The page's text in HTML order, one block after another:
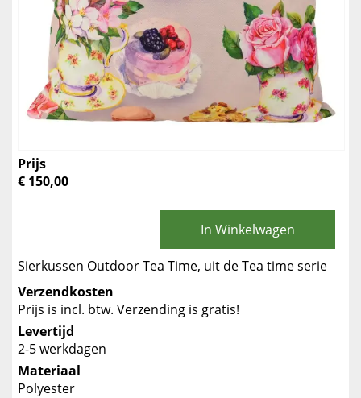
Prijs
€ 150,00
In Winkelwagen
Sierkussen Outdoor Tea Time, uit de Tea time serie
Verzendkosten
Prijs is incl. btw. Verzending is gratis!
Levertijd
2-5 werkdagen
Materiaal
Polyester